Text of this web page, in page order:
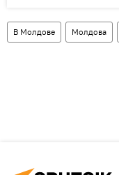
В Молдове Молдова